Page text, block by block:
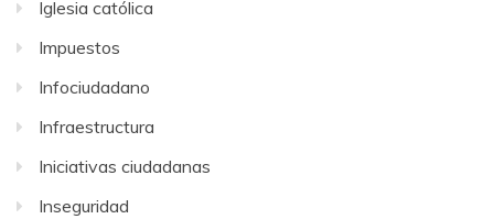
Iglesia católica
Impuestos
Infociudadano
Infraestructura
Iniciativas ciudadanas
Inseguridad